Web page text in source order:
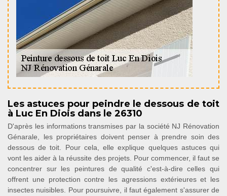
Les astuces pour peindre le dessous de toit
à Luc En Diois dans le 26310
D'après les informations transmises par la société NJ Rénovation
Génarale, les propriétaires doivent penser à prendre soin des
dessous de toit. Pour cela, elle explique quelques astuces qui
vont les aider à la réussite des projets. Pour commencer, il faut se
concentrer sur les peintures de qualité c'est-à-dire celles qui
offrent une protection contre les agressions extérieures et les
insectes nuisibles. Pour poursuivre, il faut également s'assurer de